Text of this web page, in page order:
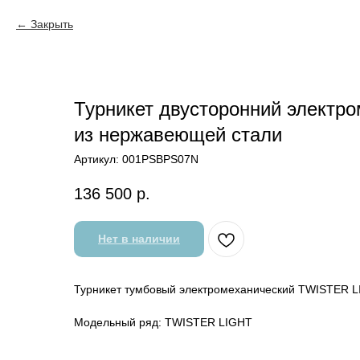
Закрыть
Турникет двусторонний
из нержавеющей стали
Артикул: 001PSBPS07N
136 500 р.
Нет в наличии
Турникет тумбовый электромеханический TWISTER
Модельный ряд: TWISTER LIGHT